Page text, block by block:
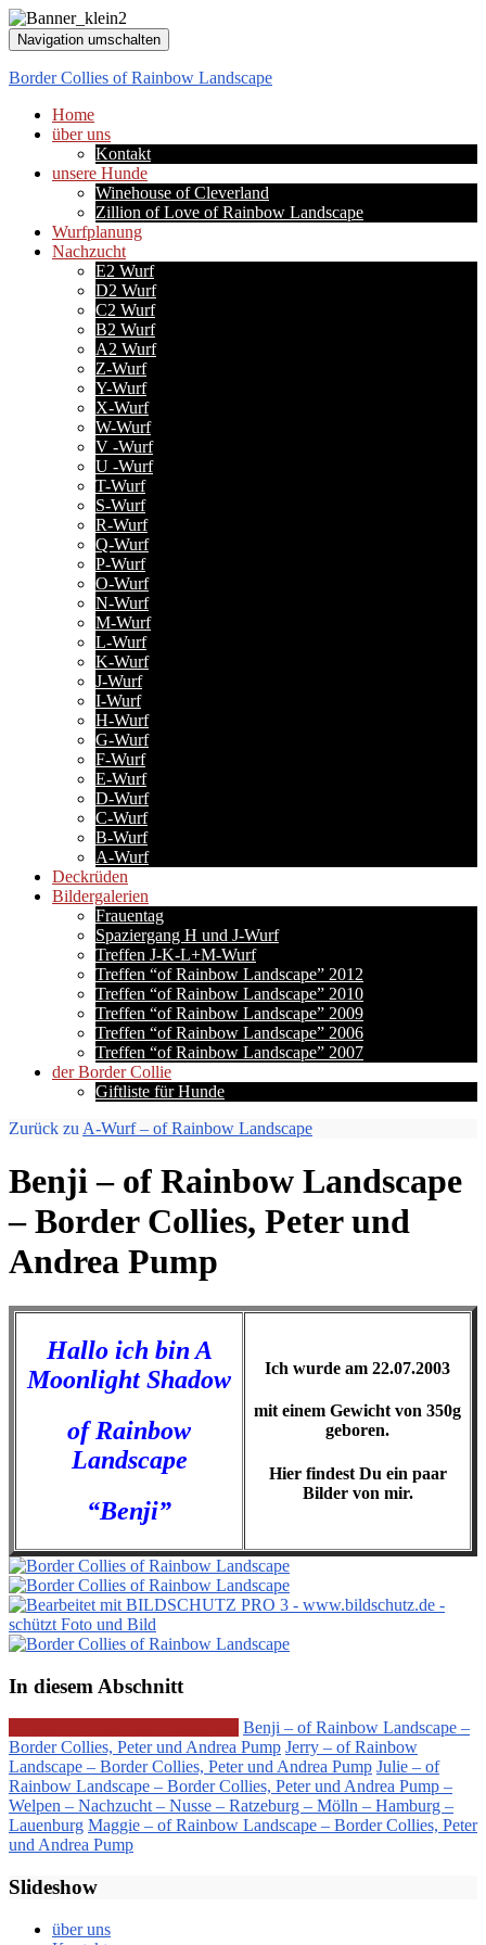
Navigation umschalten
Border Collies of Rainbow Landscape
Home
über uns
Kontakt
unsere Hunde
Winehouse of Cleverland
Zillion of Love of Rainbow Landscape
Wurfplanung
Nachzucht
E2 Wurf
D2 Wurf
C2 Wurf
B2 Wurf
A2 Wurf
Z-Wurf
Y-Wurf
X-Wurf
W-Wurf
V -Wurf
U -Wurf
T-Wurf
S-Wurf
R-Wurf
Q-Wurf
P-Wurf
O-Wurf
N-Wurf
M-Wurf
L-Wurf
K-Wurf
J-Wurf
I-Wurf
H-Wurf
G-Wurf
F-Wurf
E-Wurf
D-Wurf
C-Wurf
B-Wurf
A-Wurf
Deckrüden
Bildergalerien
Frauentag
Spaziergang H und J-Wurf
Treffen J-K-L+M-Wurf
Treffen “of Rainbow Landscape” 2012
Treffen “of Rainbow Landscape” 2010
Treffen “of Rainbow Landscape” 2009
Treffen “of Rainbow Landscape” 2006
Treffen “of Rainbow Landscape” 2007
der Border Collie
Giftliste für Hunde
Zurück zu A-Wurf – of Rainbow Landscape
Benji – of Rainbow Landscape
– Border Collies, Peter und
Andrea Pump
Hallo ich bin A
Moonlight Shadow
of Rainbow
Landscape
“Benji”
Ich wurde am 22.07.2003
mit einem Gewicht von 350g
geboren.
Hier findest Du ein paar
Bilder von mir.
In diesem Abschnitt
Benji – of Rainbow Landscape –
Border Collies, Peter und Andrea Pump Jerry – of Rainbow
Landscape – Border Collies, Peter und Andrea Pump Julie – of
Rainbow Landscape – Border Collies, Peter und Andrea Pump –
Welpen – Nachzucht – Nusse – Ratzeburg – Mölln – Hamburg –
Lauenburg Maggie – of Rainbow Landscape – Border Collies, Peter
und Andrea Pump
Slideshow
über uns